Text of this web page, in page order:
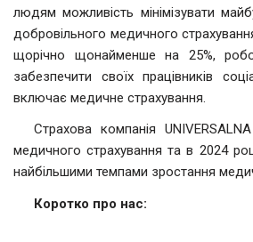
людям можливість мінімізувати
добровільного медичного
щорічно щонайменше на 25%,
забезпечити своїх працівників
включає медичне страхування.
Страхова компанія
медичного страхування та в 2024
найбільшими темпами зростання
Коротко про нас: